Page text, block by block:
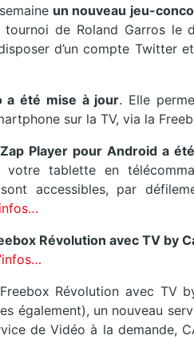
un nouveau jeu-
tournoi de Roland Garros le
d’un compte Twitter
a été mise à jour. Elle
sur la TV, via la
Player pour Android a
votre tablette en
accessibles, par
Révolution avec TV by
Révolution avec TV
également), un nouveau
de Vidéo à la demande,